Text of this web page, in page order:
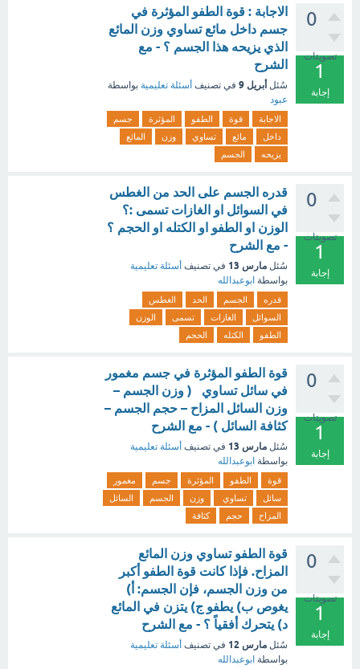
0
تصويتات
1
إجابة
الاجابة : قوة الطفو المؤثرة في
جسم داخل مائع تساوي وزن المائع
الذي يزيحه هذا الجسم ؟ - مع
الشرح
سُئل أبريل 9 في تصنيف أسئلة تعليمية بواسطة
عبود
الاجابة قوة الطفو المؤثرة
جسم
داخل
مائع تساوي وزن
المائع
يزيحه
الجسم
0
تصويتات
1
إجابة
قدره الجسم على الحد من الغطس
في السوائل او الغازات تسمى :؟
الوزن او الطفو او الكتله او الحجم ؟
- مع الشرح
سُئل مارس 13 في تصنيف أسئلة تعليمية
بواسطة ابوعبدالله
قدره الجسم الحد
الغطس
السوائل
الغازات تسمى
الوزن
الطفو
الكتله الحجم
0
تصويتات
1
إجابة
قوة الطفو المؤثرة في جسم مغمور
في سائل تساوي ( وزن الجسم –
وزن السائل المزاح – حجم الجسم –
كثافة السائل ) - مع الشرح
سُئل مارس 13 في تصنيف أسئلة تعليمية
بواسطة ابوعبدالله
قوة الطفو المؤثرة جسم
مغمور
سائل
تساوي وزن الجسم
السائل
المزاح
حجم كثافة
0
تصويتات
1
إجابة
قوة الطفو تساوي وزن المائع
المزاح. فإذا كانت قوة الطفو أكبر
من وزن الجسم، فإن الجسم: أ)
يغوص ب) يطفو ج) يتزن في المائع
د) يتحرك أفقياً ؟ - مع الشرح
سُئل مارس 12 في تصنيف أسئلة تعليمية
بواسطة ابوعبدالله